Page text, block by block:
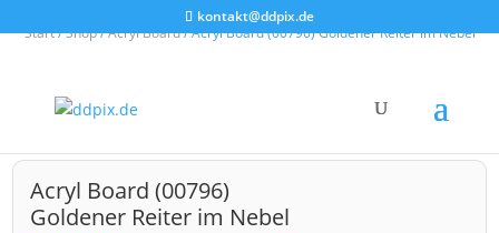
kontakt@ddpix.de
Start/Shop/Acryl Board/ Acryl Board (00796) Goldener Reiter im Nebel
Acryl Board (00796)
Goldener Reiter im Nebel